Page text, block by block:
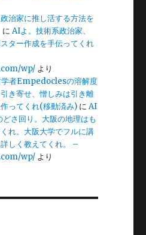
治家に推し活する方法を
にAIよ。技術系政治家、
ター作成を手伝ってくれ
wp/ より
学者Empedoclesの溶解度
き寄せ、憎しみは引き離
ってくれ(移動済み) にAI
さ回り。大阪の地理はも
れ。大阪大学でフルに講
しく教えてくれ。 –
wp/ より